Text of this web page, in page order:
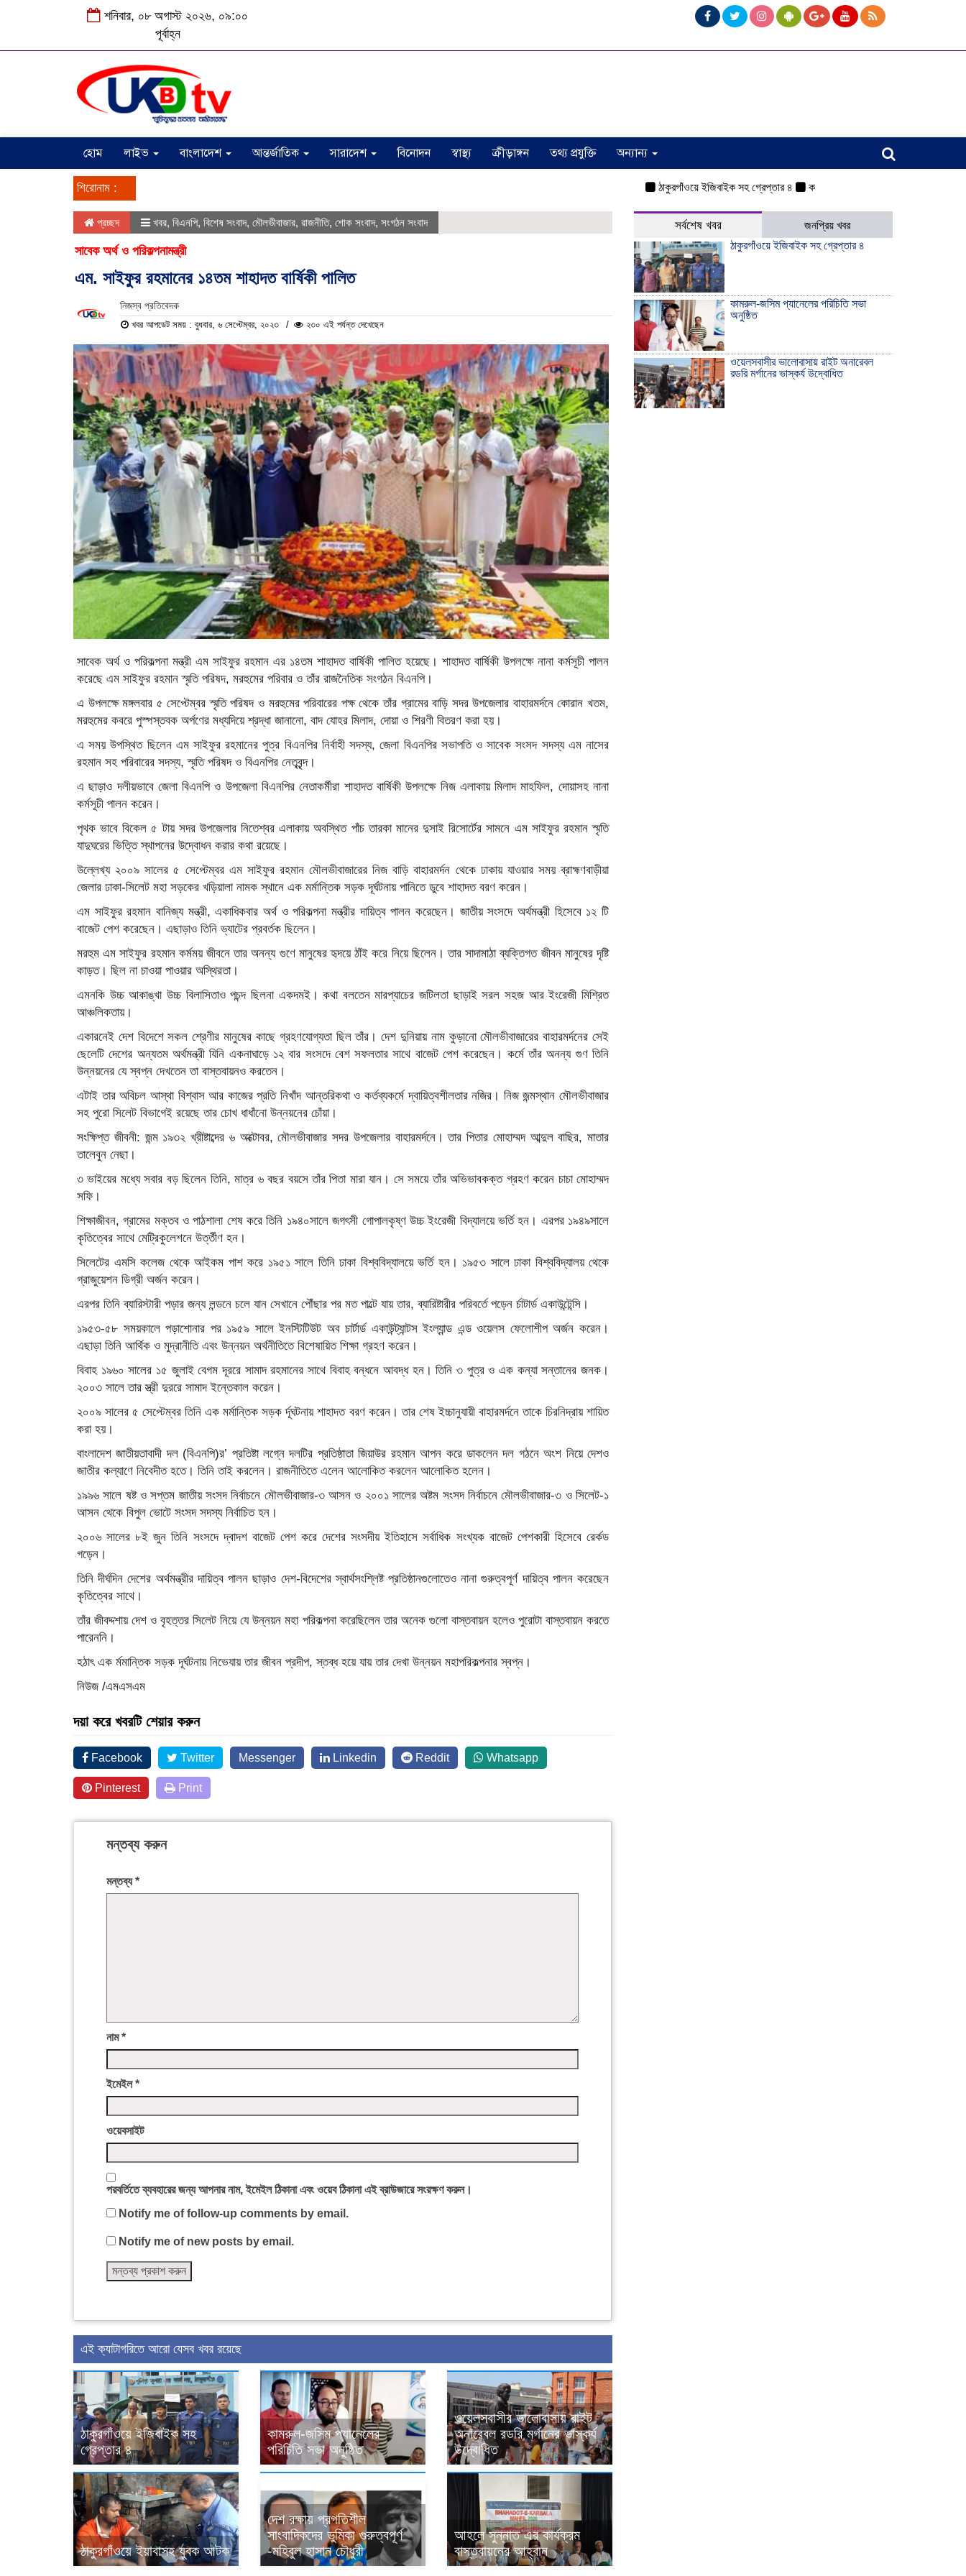
শনিবার, ০৮ অগাস্ট ২০২৬, ০৯:০০
পূর্বাহ্ন
হোম লাইভ বাংলাদেশ আন্তর্জাতিক সারাদেশ বিনোদন স্বাস্থ্য ক্রীড়াঙ্গন তথ্য প্রযুক্তি অন্যান্য
শিরোনাম : ঠাকুরগাঁওয়ে ইজিবাইক সহ গ্রেপ্তার ৪ কামরুল-জসিম প্যানেলের পরিচিতি সভা অনুষ্ঠিত
প্রচ্ছদ খবর, বিএনপি, বিশেষ সংবাদ, মৌলভীবাজার, রাজনীতি, শোক সংবাদ, সংগঠন সংবাদ
সাবেক অর্থ ও পরিকল্পনামন্ত্রী
এম. সাইফুর রহমানের ১৪তম শাহাদত বার্ষিকী পালিত
নিজস্ব প্রতিবেদক
খবর আপডেট সময় : বুধবার, ৬ সেপ্টেম্বর, ২০২৩ ২৩০ এই পর্যন্ত দেখেছেন
সাবেক অর্থ ও পরিকল্পনা মন্ত্রী এম সাইফুর রহমান এর ১৪তম শাহাদত বার্ষিকী পালিত হয়েছে। শাহাদত বার্ষিকী উপলক্ষে নানা কর্মসূচী পালন
করেছে এম সাইফুর রহমান স্মৃতি পরিষদ, মরহুমের পরিবার ও তাঁর রাজনৈতিক সংগঠন বিএনপি।
এ উপলক্ষে মঙ্গলবার ৫ সেপ্টেম্বর স্মৃতি পরিষদ ও মরহুমের পরিবারের পক্ষ থেকে তাঁর গ্রামের বাড়ি সদর উপজেলার বাহারমর্দনে কোরান খতম,
মরহুমের কবরে পুস্পস্তবক অর্পণের মধ্যদিয়ে শ্রদ্ধা জানানো, বাদ যোহর মিলাদ, দোয়া ও শিরণী বিতরণ করা হয়।
এ সময় উপস্থিত ছিলেন এম সাইফুর রহমানের পুত্র বিএনপির নির্বাহী সদস্য, জেলা বিএনপির সভাপতি ও সাবেক সংসদ সদস্য এম নাসের
রহমান সহ পরিবারের সদস্য, স্মৃতি পরিষদ ও বিএনপির নেতৃবৃন্দ।
এ ছাড়াও দলীয়ভাবে জেলা বিএনপি ও উপজেলা বিএনপির নেতাকর্মীরা শাহাদত বার্ষিকী উপলক্ষে নিজ এলাকায় মিলাদ মাহফিল, দোয়াসহ নানা
কর্মসূচী পালন করেন।
পৃথক ভাবে বিকেল ৫ টায় সদর উপজেলার নিতেশ্বর এলাকায় অবস্থিত পাঁচ তারকা মানের দুসাই রিসোর্টের সামনে এম সাইফুর রহমান স্মৃতি
যাদুঘরের ভিত্তি স্থাপনের উদ্বোধন করার কথা রয়েছে।
উল্লেখ্য ২০০৯ সালের ৫ সেপ্টেম্বর এম সাইফুর রহমান মৌলভীবাজারের নিজ বাড়ি বাহারমর্দন থেকে ঢাকায় যাওয়ার সময় ব্রাহ্মণবাড়ীয়া
জেলার ঢাকা-সিলেট মহা সড়কের খড়িয়ালা নামক স্থানে এক মর্মান্তিক সড়ক দূর্ঘটনায় পানিতে ডুবে শাহাদত বরণ করেন।
এম সাইফুর রহমান বানিজ্য মন্ত্রী, একাধিকবার অর্থ ও পরিকল্পনা মন্ত্রীর দায়িত্ব পালন করেছেন। জাতীয় সংসদে অর্থমন্ত্রী হিসেবে ১২ টি
বাজেট পেশ করেছেন। এছাড়াও তিনি ভ্যাটের প্রবর্তক ছিলেন।
মরহুম এম সাইফুর রহমান কর্মময় জীবনে তার অনন্য গুণে মানুষের হৃদয়ে ঠাঁই করে নিয়ে ছিলেন। তার সাদামাঠা ব্যক্তিগত জীবন মানুষের দৃষ্টি
কাড়ত। ছিল না চাওয়া পাওয়ার অস্থিরতা।
এমনকি উচ্চ আকাঙ্খা উচ্চ বিলাসিতাও পচন্দ ছিলনা একদমই। কথা বলতেন মারপ্যাচের জটিলতা ছাড়াই সরল সহজ আর ইংরেজী মিশ্রিত
আঞ্চলিকতায়।
একারনেই দেশ বিদেশে সকল শ্রেণীর মানুষের কাছে গ্রহণযোগ্যতা ছিল তাঁর। দেশ দুনিয়ায় নাম কুড়ানো মৌলভীবাজারের বাহারমর্দনের সেই
ছেলেটি দেশের অন্যতম অর্থমন্ত্রী যিনি একনাঘাড়ে ১২ বার সংসদে বেশ সফলতার সাথে বাজেট পেশ করেছেন। কর্মে তাঁর অনন্য গুণ তিনি
উন্নয়নের যে স্বপ্ন দেখতেন তা বাস্তবায়নও করতেন।
এটাই তার অবিচল আস্থা বিশ্বাস আর কাজের প্রতি নিখাঁদ আন্তরিকথা ও কর্তব্যকর্মে দ্বায়িত্বশীলতার নজির। নিজ জন্মস্থান মৌলভীবাজার
সহ পুরো সিলেট বিভাগেই রয়েছে তার চোখ ধাধাঁনো উন্নয়নের চোঁয়া।
সংক্ষিপ্ত জীবনী: জন্ম ১৯৩২ খ্রীষ্টাব্দের ৬ অক্টোবর, মৌলভীবাজার সদর উপজেলার বাহারমর্দনে। তার পিতার মোহাম্মদ আব্দুল বাছির, মাতার
তালেবুন নেছা।
৩ ভাইয়ের মধ্যে সবার বড় ছিলেন তিনি, মাত্র ৬ বছর বয়সে তাঁর পিতা মারা যান। সে সময়ে তাঁর অভিভাবকক্ত গ্রহণ করেন চাচা মোহাম্মদ
সফি।
শিক্ষাজীবন, গ্রামের মক্তব ও পাঠশালা শেষ করে তিনি ১৯৪০সালে জগৎসী গোপালকৃষ্ণ উচ্চ ইংরেজী বিদ্যালয়ে ভর্তি হন। এরপর ১৯৪৯সালে
কৃতিত্বের সাথে মেট্রিকুলেশনে উর্ত্তীণ হন।
সিলেটের এমসি কলেজ থেকে আইকম পাশ করে ১৯৫১ সালে তিনি ঢাকা বিশ্ববিদ্যালয়ে ভর্তি হন। ১৯৫৩ সালে ঢাকা বিশ্ববিদ্যালয় থেকে
গ্রাজুয়েশন ডিগ্রী অর্জন করেন।
এরপর তিনি ব্যারিস্টারী পড়ার জন্য লন্ডনে চলে যান সেখানে পৌঁছার পর মত পাল্টে যায় তার, ব্যারিষ্টারীর পরিবর্তে পড়েন র্চাটার্ড একাউন্টেন্সি।
১৯৫৩-৫৮ সময়কালে পড়াশোনার পর ১৯৫৯ সালে ইনস্টিটিউট অব চার্টার্ড একাউন্ট্যান্টস ইংল্যান্ড এন্ড ওয়েলস ফেলোশীপ অর্জন করেন।
এছাড়া তিনি আর্থিক ও মুদ্রানীতি এবং উন্নয়ন অর্থনীতিতে বিশেষায়িত শিক্ষা গ্রহণ করেন।
বিবাহ ১৯৬০ সালের ১৫ জুলাই বেগম দূররে সামাদ রহমানের সাথে বিবাহ বন্ধনে আবদ্ধ হন। তিনি ৩ পুত্র ও এক কন্যা সন্তানের জনক।
২০০৩ সালে তার স্ত্রী দুররে সামাদ ইন্তেকাল করেন।
২০০৯ সালের ৫ সেপ্টেম্বর তিনি এক মর্মান্তিক সড়ক র্দূঘটনায় শাহাদত বরণ করেন। তার শেষ ইচ্চানুযায়ী বাহারমর্দনে তাকে চিরনিদ্রায় শায়িত
করা হয়।
বাংলাদেশ জাতীয়তাবাদী দল (বিএনপি)র’ প্রতিষ্টা লগ্নে দলটির প্রতিষ্ঠাতা জিয়াউর রহমান আপন করে ডাকলেন দল গঠনে অংশ নিয়ে দেশও
জাতীর কল্যাণে নিবেদীত হতে। তিনি তাই করলেন। রাজনীতিতে এলেন আলোকিত করলেন আলোকিত হলেন।
১৯৯৬ সালে ষষ্ট ও সপ্তম জাতীয় সংসদ নির্বাচনে মৌলভীবাজার-৩ আসন ও ২০০১ সালের অষ্টম সংসদ নির্বাচনে মৌলভীবাজার-৩ ও সিলেট-১
আসন থেকে বিপুল ভোটে সংসদ সদস্য নির্বাচিত হন।
২০০৬ সালের ৮ই জুন তিনি সংসদে দ্বাদশ বাজেট পেশ করে দেশের সংসদীয় ইতিহাসে সর্বাধিক সংখ্যক বাজেট পেশকারী হিসেবে রের্কড
গড়েন।
তিনি দীর্ঘদিন দেশের অর্থমন্ত্রীর দায়িত্ব পালন ছাড়াও দেশ-বিদেশের স্বার্থসংশ্লিষ্ট প্রতিষ্ঠানগুলোতেও নানা গুরুত্বপূর্ণ দায়িত্ব পালন করেছেন
কৃতিত্বের সাথে।
তাঁর জীবদ্দশায় দেশ ও বৃহত্তর সিলেট নিয়ে যে উন্নয়ন মহা পরিকল্পনা করেছিলেন তার অনেক গুলো বাস্তবায়ন হলেও পুরোটা বাস্তবায়ন করতে
পারেননি।
হঠাৎ এক র্মমান্তিক সড়ক দূর্ঘটনায় নিভেযায় তার জীবন প্রদীপ, স্তব্ধ হয়ে যায় তার দেখা উন্নয়ন মহাপরিকল্পনার স্বপ্ন।
নিউজ /এমএসএম
দয়া করে খবরটি শেয়ার করুন
Facebook Twitter Messenger Linkedin Reddit Whatsapp
Pinterest Print
মন্তব্য করুন
মন্তব্য*
নাম*
ইমেইল*
ওয়েবসাইট
পরবর্তিতে ব্যবহারের জন্য আপনার নাম, ইমেইল ঠিকানা এবং ওয়েব ঠিকানা এই ব্রাউজারে সংরক্ষণ করুন।
Notify me of follow-up comments by email.
Notify me of new posts by email.
এই ক্যাটাগরিতে আরো যেসব খবর রয়েছে
ঠাকুরগাঁওয়ে ইজিবাইক সহ
গ্রেপ্তার ৪
কামরুল-জসিম প্যানেলের
পরিচিতি সভা অনুষ্ঠিত
ওয়েলসবাসীর ভালোবাসায় রাইট
অনারেবল রডরি মর্গানের ভাস্কর্য
উদ্বোধিত
ঠাকুরগাঁওয়ে ইয়াবাসহ যুবক আটক
দেশ রক্ষায় প্রগতিশীল
সাংবাদিকদের ভুমিকা গুরুত্বপূর্ণ
-মহিবুল হাসান চৌধুরী
আহলে সুন্নাত এর কার্যক্রম
বাস্তবায়নের আহ্বান
সর্বশেষ খবর
জনপ্রিয় খবর
ঠাকুরগাঁওয়ে ইজিবাইক সহ গ্রেপ্তার ৪
কামরুল-জসিম প্যানেলের পরিচিতি সভা
অনুষ্ঠিত
ওয়েলসবাসীর ভালোবাসায় রাইট অনারেবল
রডরি মর্গানের ভাস্কর্য উদ্বোধিত